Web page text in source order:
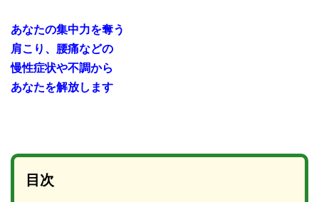
あなたの集中力を奪う
肩こり、腰痛などの
慢性症状や不調から
あなたを解放します
目次